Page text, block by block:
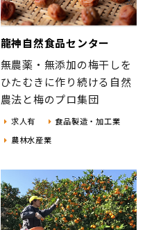
龍神自然食品センター
無農薬・無添加の梅干しを
ひたむきに作り続ける自然
農法と梅のプロ集団
求人有
食品製造・加工業
農林水産業